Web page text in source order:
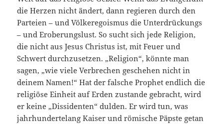
die Herzen nicht ändert, dann regieren durch den
Parteien – und Völkeregoismus die Unterdrückungs
– und Eroberungslust. So sucht sich jede Religion,
die nicht aus Jesus Christus ist, mit Feuer und
Schwert durchzusetzen. „Religion“, könnte man
sagen, „wie viele Verbrechen geschehen nicht in
deinem Namen!“ Hat der falsche Prophet endlich die
religiöse Einheit auf Erden zustande gebracht, wird
er keine „Dissidenten“ dulden. Er wird tun, was
jahrhundertelang Kaiser und römische Päpste getan